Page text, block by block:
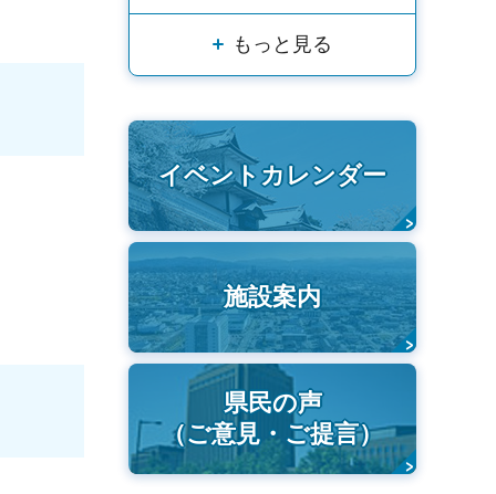
もっと見る
イベントカレンダー
施設案内
県民の声
（ご意見・ご提言）